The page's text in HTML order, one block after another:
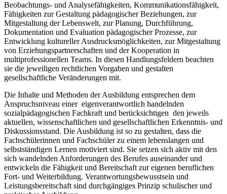
Beobachtungs- und Analysefähigkeiten, Kommunikationsfähigkeit,
Fähigkeiten zur Gestaltung pädagogischer Beziehungen, zur
Mitgestaltung der Lebenswelt, zur Planung, Durchführung,
Dokumentation und Evaluation pädagogischer Prozesse, zur
Entwicklung kultureller Ausdrucksmöglichkeiten, zur Mitgestaltung
von Erziehungspartnerschaften und der Kooperation in
multiprofessionellen Teams. In diesen Handlungsfeldern beachten
sie die jeweiligen rechtlichen Vorgaben und gestalten
gesellschaftliche Veränderungen mit.
Die Inhalte und Methoden der Ausbildung entsprechen dem
Anspruchsniveau einer eigenverantwortlich handelnden
sozialpädagogischen Fachkraft und berücksichtigen den jeweils
aktuellen, wissenschaftlichen und gesellschaftlichen Erkenntnis- und
Diskussionsstand. Die Ausbildung ist so zu gestalten, dass die
Fachschülerinnen und Fachschüler zu einem lebenslangen und
selbstständigen Lernen motiviert sind. Sie setzen sich aktiv mit den
sich wandelnden Anforderungen des Berufes auseinander und
entwickeln die Fähigkeit und Bereitschaft zur eigenen beruflichen
Fort- und Weiterbildung. Verantwortungsbewusstsein und
Leistungsbereitschaft sind durchgängiges Prinzip schulischer und